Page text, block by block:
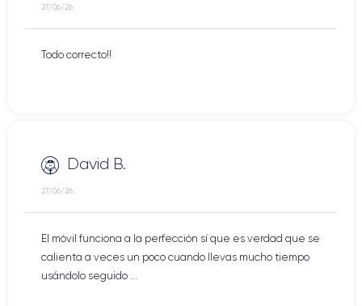
27/06/26
Todo correcto!!
David B.
27/06/26
El móvil funciona a la perfección sí que es verdad que se
calienta a veces un poco cuando llevas mucho tiempo
usándolo seguido ...